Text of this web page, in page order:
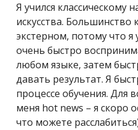
Я учился классическому
искусства. Большинство
экстерном, потому что я
очень быстро
любом языке, затем
давать результат. Я
процессе обучения. Для
меня hot news – я скоро
что можете